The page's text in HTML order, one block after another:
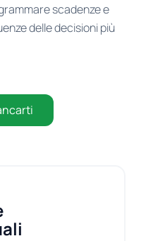
scadenze e
delle decisioni più